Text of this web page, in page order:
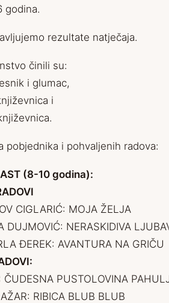
godina.
rezultate natječaja.
činili su:
i glumac,
i
pobjednika i pohvaljenih radova:
(8-10 godina):
CIGLARIĆ: MOJA ŽELJA
DUJMOVIĆ: NERASKIDIVA
ĐEREK: AVANTURA NA GRIČU
ČUDESNA PUSTOLOVINA
RIBICA BLUB BLUB